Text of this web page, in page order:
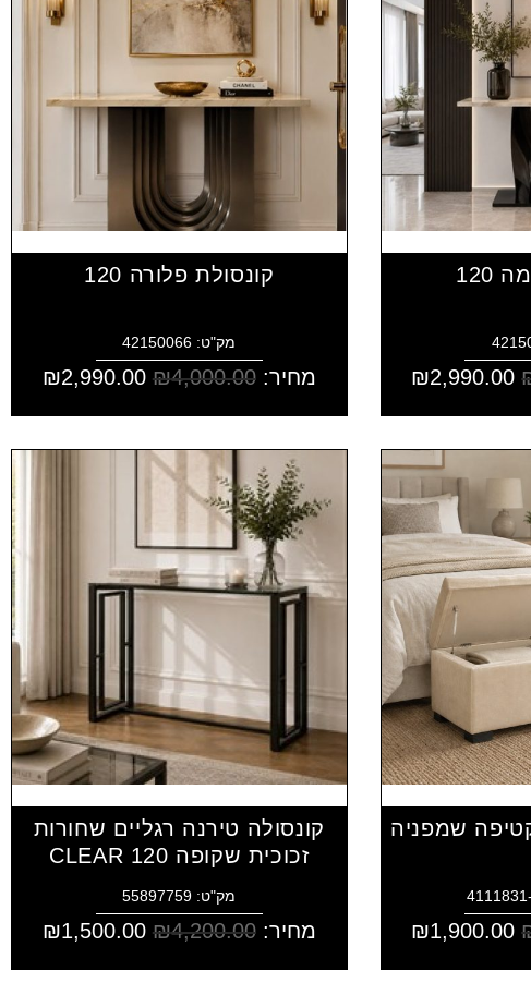
₪2,990.00
קונסולת פלורה 120
מק"ט: 42150066
מחיר: ₪4,000.00
₪2,990.00
שמפניה
₪1,900.00
קונסולה טירנה רגליים שחורות
זכוכית שקופה CLEAR 120
מק"ט: 55897759
מחיר: ₪4,200.00
₪1,500.00